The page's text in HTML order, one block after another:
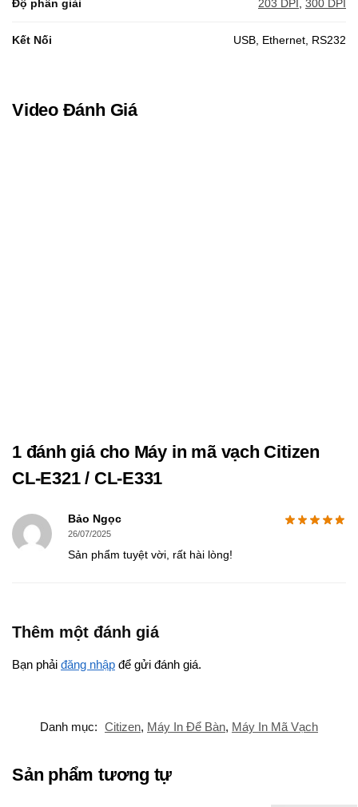
Độ phân giải 203 DPI, 300 DPI
Kết Nối USB, Ethernet, RS232
Video Đánh Giá
1 đánh giá cho Máy in mã vạch Citizen
CL-E321 / CL-E331
Bảo Ngọc
26/07/2025
Sản phẩm tuyệt vời, rất hài lòng!
Thêm một đánh giá
Bạn phải đăng nhập để gửi đánh giá.
Danh mục: Citizen, Máy In Để Bàn, Máy In Mã Vạch
Sản phẩm tương tự